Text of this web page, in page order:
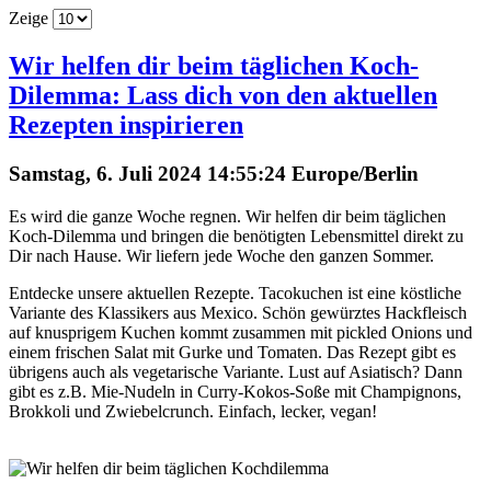
Zeige
Wir helfen dir beim täglichen Koch-
Dilemma: Lass dich von den aktuellen
Rezepten inspirieren
Samstag, 6. Juli 2024 14:55:24 Europe/Berlin
Es wird die ganze Woche regnen. Wir helfen dir beim täglichen
Koch-Dilemma und bringen die benötigten Lebensmittel direkt zu
Dir nach Hause. Wir liefern jede Woche den ganzen Sommer.
Entdecke unsere aktuellen Rezepte. Tacokuchen ist eine köstliche
Variante des Klassikers aus Mexico. Schön gewürztes Hackfleisch
auf knusprigem Kuchen kommt zusammen mit pickled Onions und
einem frischen Salat mit Gurke und Tomaten. Das Rezept gibt es
übrigens auch als vegetarische Variante. Lust auf Asiatisch? Dann
gibt es z.B. Mie-Nudeln in Curry-Kokos-Soße mit Champignons,
Brokkoli und Zwiebelcrunch. Einfach, lecker, vegan!